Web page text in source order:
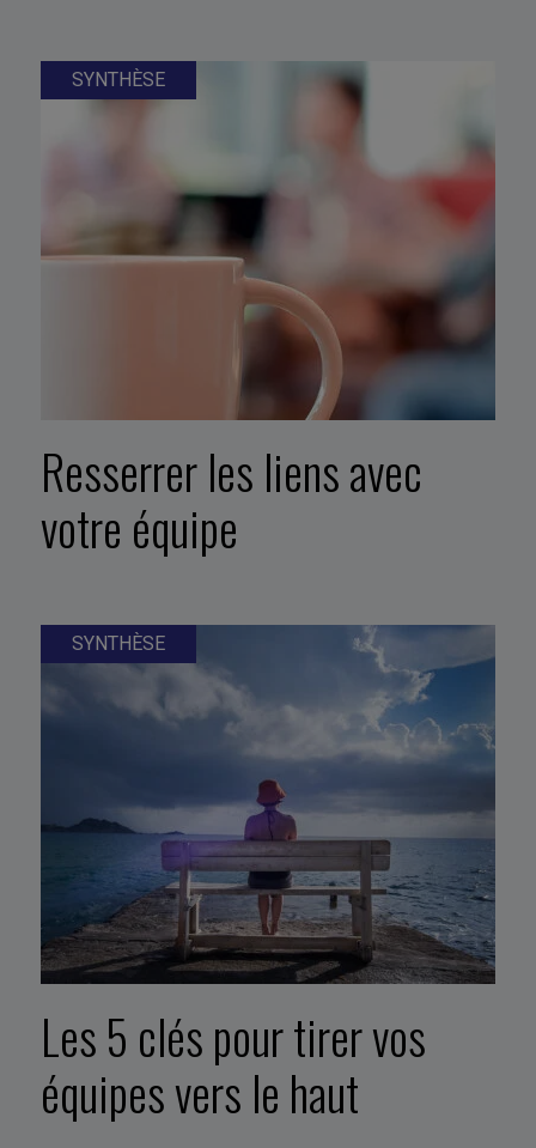
SYNTHÈSE
Resserrer les liens avec
votre équipe
SYNTHÈSE
Les 5 clés pour tirer vos
équipes vers le haut